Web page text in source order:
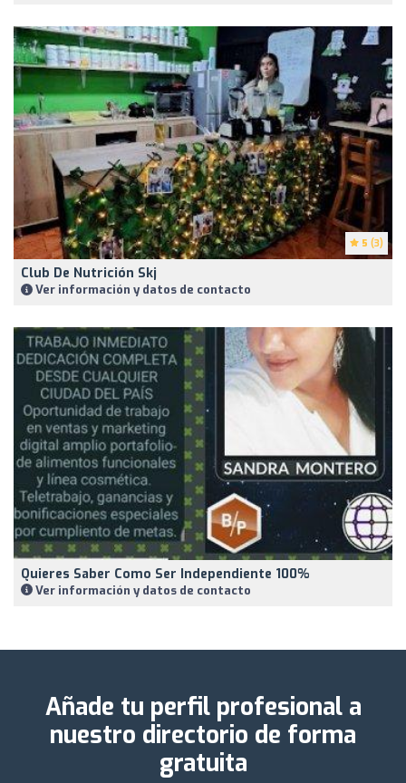
5 (3)
Club De Nutrición Skj
Ver información y datos de contacto
Quieres Saber Como Ser Independiente 100%
Ver información y datos de contacto
Añade tu perfil profesional a
nuestro directorio de forma
gratuita